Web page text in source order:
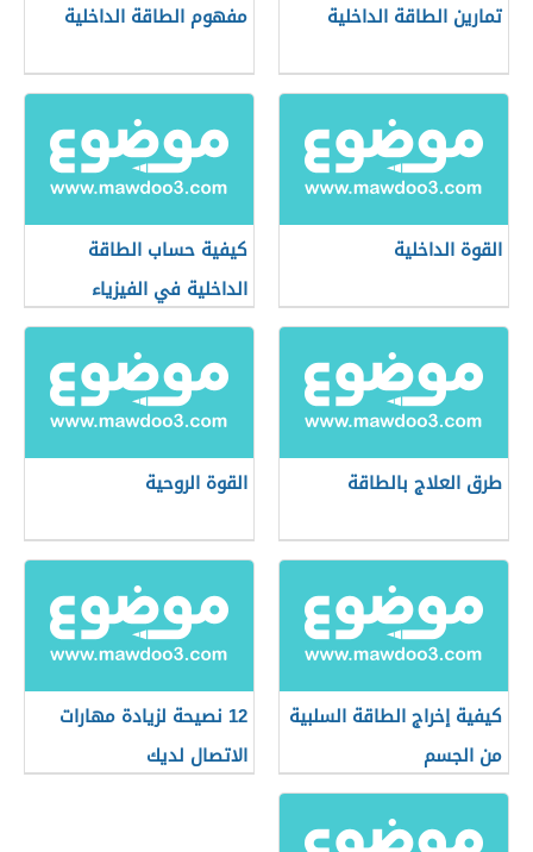
تمارين الطاقة الداخلية مفهوم الطاقة الداخلية
القوة الداخلية
كيفية حساب الطاقة
الداخلية في الفيزياء
طرق العلاج بالطاقة القوة الروحية
كيفية إخراج الطاقة السلبية
من الجسم
12 نصيحة لزيادة مهارات
الاتصال لديك